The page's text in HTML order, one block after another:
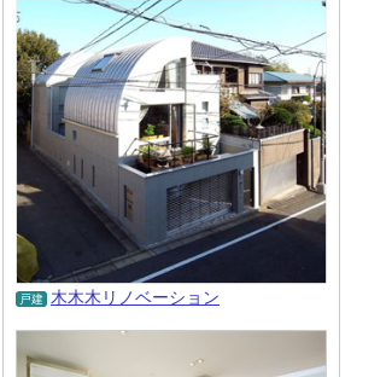
戸建 木木木リノベーション